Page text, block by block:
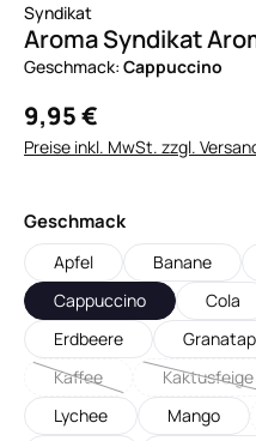
Syndikat
Aroma Syndikat
Geschmack: Cappuccino
9,95 €
Preise inkl. MwSt. zzgl.
Geschmackauswählen
Apfel Banane
Cappuccino
Cola
Erdbeere
Kaffee
(Diese Option ist zurzeit
Kaktusfeige
Lychee
Mango